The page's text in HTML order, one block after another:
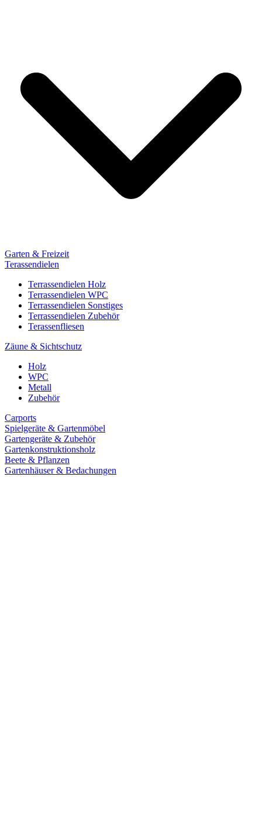
Garten & Freizeit
Terassendielen
Terrassendielen Holz
Terrassendielen WPC
Terrassendielen Sonstiges
Terrassendielen Zubehör
Terassenfliesen
Zäune & Sichtschutz
Holz
WPC
Metall
Zubehör
Carports
Spielgeräte & Gartenmöbel
Gartengeräte & Zubehör
Gartenkonstruktionsholz
Beete & Pflanzen
Gartenhäuser & Bedachungen